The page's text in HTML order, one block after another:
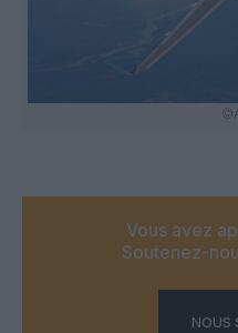
Vous avez
Soutenez-
NOUS